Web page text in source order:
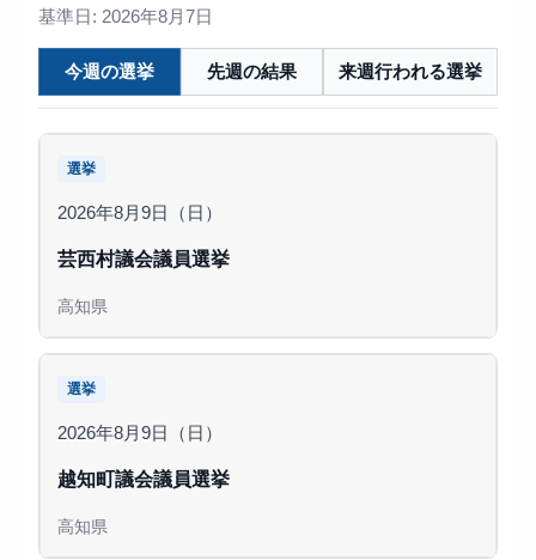
基準日: 2026年8月7日
今週の選挙 先週の結果 来週行われる選挙
選挙
2026年8月9日（日）
芸西村議会議員選挙
高知県
選挙
2026年8月9日（日）
越知町議会議員選挙
高知県